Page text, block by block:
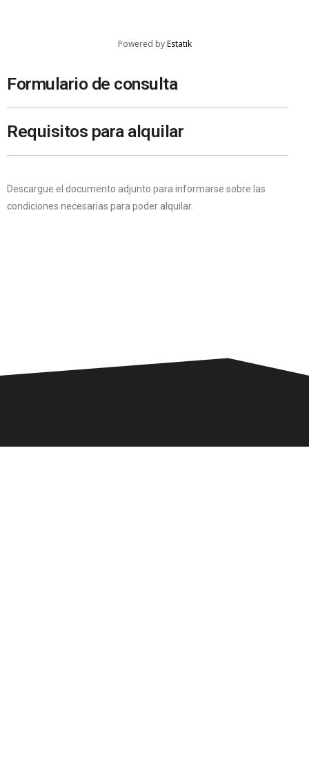
Powered byEstatik
Formulario de consulta
Requisitos para alquilar
Descargue el documento adjunto para informarse sobre las
condiciones necesarias para poder alquilar.